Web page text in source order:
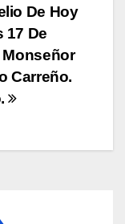
De Hoy
17 De
Carreño.